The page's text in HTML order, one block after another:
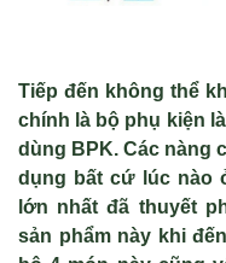
Tiếp đến không thể
chính là bộ phụ kiện
dùng BPK. Các nàng
dụng bất cứ lúc nào
lớn nhất đã thuyết
sản phẩm này khi